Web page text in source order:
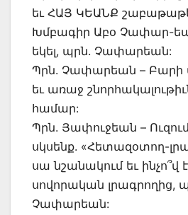
եւ ՀԱՅ ԿԵԱՆՔ
Խմբագիր Աբօ Չափար-
եկել, պրն. Չափարեան:
Պրն. Չափարեան –
եւ առաջ
համար:
Պրն. Յափուջեան –
սկսենք. «Հետազօտող-
սա նշանակում եւ ինչո՞վ
սովորական լրագրողից,
Չափարեան: